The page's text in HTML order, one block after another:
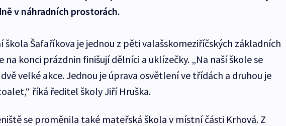
v náhradních prostorách.
škola Šafaříkova je jednou z pěti valašskomeziříčských základních
na konci prázdnin finišují dělníci a uklízečky. „Na naší škole se
velké akce. Jednou je úprava osvětlení ve třídách a druhou je
říká ředitel školy Jiří Hruška.
se proměnila také mateřská škola v místní části Krhová. Z